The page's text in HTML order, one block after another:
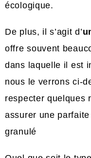
écologique.
De plus, il s’agit d’
offre souvent
dans laquelle il est
nous le verrons ci-
respecter quelques
assurer une
granulé